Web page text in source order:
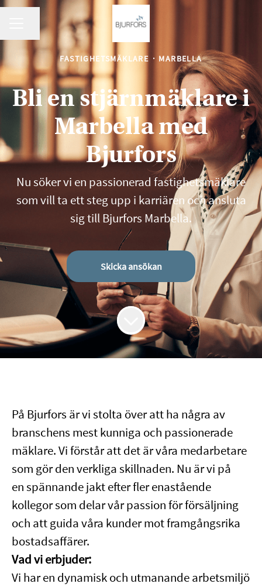
KARRIÄRMENY
Dela sidan
FASTIGHETSMÄKLARE · MARBELLA
Bli en stjärnmäklare i
Marbella med
Bjurfors
Nu söker vi en passionerad fastighetsmäklare
som vill ta ett steg upp i karriären och ansluta
sig till Bjurfors Marbella.
Skicka ansökan
På Bjurfors är vi stolta över att ha några av
branschens mest kunniga och passionerade
mäklare. Vi förstår att det är våra medarbetare
som gör den verkliga skillnaden. Nu är vi på
en spännande jakt efter fler enastående
kollegor som delar vår passion för försäljning
och att guida våra kunder mot framgångsrika
bostadsaffärer.
Vad vi erbjuder:
Vi har en dynamisk och utmanande arbetsmiljö